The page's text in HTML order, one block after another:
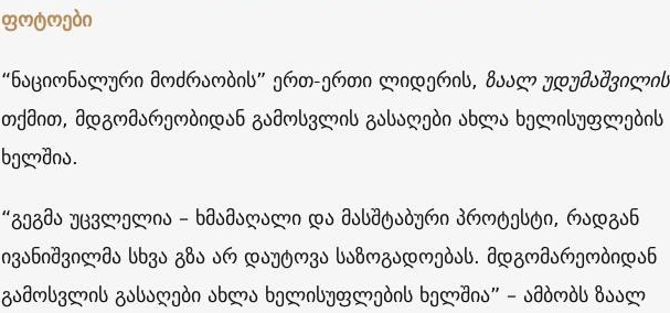
ფოტოები
“ნაციონალური მოძრაობის” ერთ-ერთი ლიდერის, ზაალ უდუმაშვილის
თქმით, მდგომარეობიდან გამოსვლის გასაღები ახლა ხელისუფლების
ხელშია.
“გეგმა უცვლელია – ხმამაღალი და მასშტაბური პროტესტი, რადგან
ივანიშვილმა სხვა გზა არ დაუტოვა საზოგადოებას. მდგომარეობიდან
გამოსვლის გასაღები ახლა ხელისუფლების ხელშია” – ამბობს ზაალ